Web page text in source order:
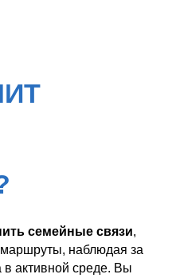
семейные связи,
наблюдая за
в активной среде. Вы